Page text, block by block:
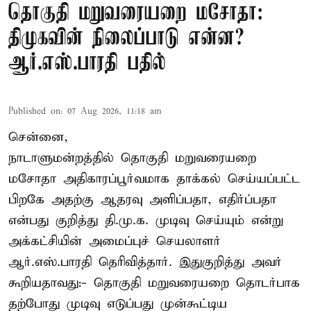
தொகுதி மறுவரையறை மசோதா:
திமுகவின் நிலைப்பாடு என்ன?
ஆர்.எஸ்.பாரதி பதில்
Published on: 07 Aug 2026, 11:18 am
சென்னை,
நாடாளுமன்றத்தில் தொகுதி மறுவரையறை
மசோதா அதிகாரப்பூர்வமாக தாக்கல் செய்யப்பட்ட
பிறகே அதற்கு ஆதரவு அளிப்பதா, எதிர்ப்பதா
என்பது குறித்து தி.மு.க. முடிவு செய்யும் என்று
அக்கட்சியின் அமைப்புச் செயலாளர்
ஆர்.எஸ்.பாரதி தெரிவித்தார். இதுகுறித்து அவர்
கூறியதாவது:- தொகுதி மறுவரையறை தொடர்பாக
தற்போது முடிவு எடுப்பது முன்கூட்டிய